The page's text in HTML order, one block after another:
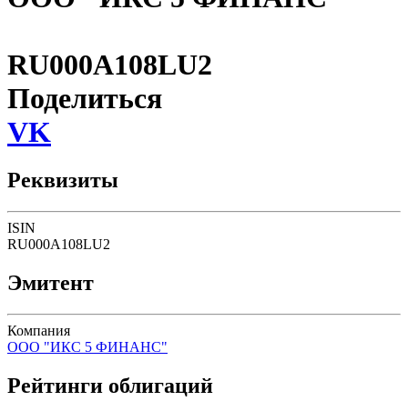
RU000A108LU2
Поделиться
VK
Реквизиты
ISIN
RU000A108LU2
Эмитент
Компания
ООО "ИКС 5 ФИНАНС"
Рейтинги облигаций